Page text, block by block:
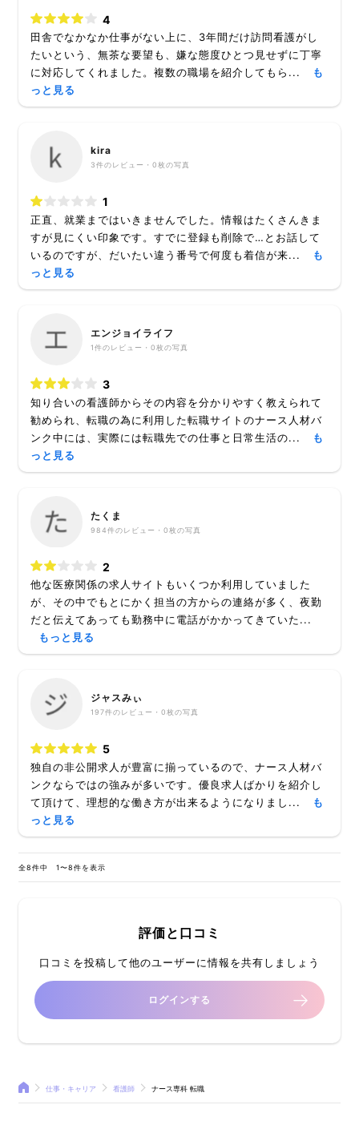
4
田舎でなかなか仕事がない上に、3年間だけ訪問看護がし
たいという、無茶な要望も、嫌な態度ひとつ見せずに丁寧
に対応してくれました。複数の職場を紹介してもら...
も
っと見る
kira
3件のレビュー・ 0枚の写真
1
正直、就業まではいきませんでした。情報はたくさんきま
すが見にくい印象です。すでに登録も削除で…とお話して
いるのですが、だいたい違う番号で何度も着信が来...
も
っと見る
エンジョイライフ
1件のレビュー・ 0枚の写真
3
知り合いの看護師からその内容を分かりやすく教えられて
勧められ、転職の為に利用した転職サイトのナース人材バ
ンク中には、実際には転職先での仕事と日常生活の...
も
っと見る
たくま
984件のレビュー・ 0枚の写真
2
他な医療関係の求人サイトもいくつか利用していました
が、その中でもとにかく担当の方からの連絡が多く、夜勤
だと伝えてあっても勤務中に電話がかかってきていた...
もっと見る
ジャスみぃ
197件のレビュー・ 0枚の写真
5
独自の非公開求人が豊富に揃っているので、ナース人材バ
ンクならではの強みが多いです。優良求人ばかりを紹介し
て頂けて、理想的な働き方が出来るようになりまし...
も
っと見る
全8件中 1〜8件を表示
評価と口コミ
口コミを投稿して他のユーザーに情報を共有しましょう
ログインする
仕事・キャリア 看護師 ナース専科 転職